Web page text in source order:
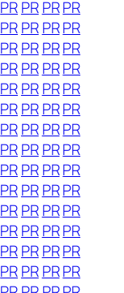
PRPR PRPR
PRPR PRPR
PRPR PRPR
PRPR PRPR
PRPR PRPR
PRPR PRPR
PRPR PRPR
PRPR PRPR
PRPR PRPR
PRPR PRPR
PRPR PRPR
PRPR PRPR
PRPR PRPR
PRPR PRPR